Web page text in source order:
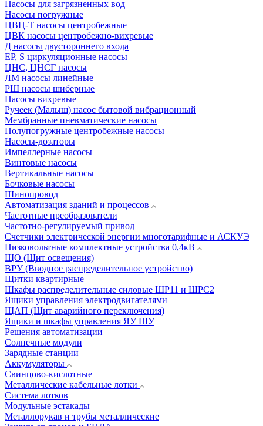
Насосы для загрязненных вод
Насосы погружные
ЦВЦ-Т насосы центробежные
ЦВК насосы центробежно-вихревые
Д насосы двустороннего входа
EP, S циркуляционные насосы
ЦНС, ЦНСГ насосы
ЛМ насосы линейные
РШ насосы шиберные
Насосы вихревые
Ручеек (Малыш) насос бытовой вибрационный
Мембранные пневматические насосы
Полупогружные центробежные насосы
Насосы-дозаторы
Импеллерные насосы
Винтовые насосы
Вертикальные насосы
Бочковые насосы
Шинопровод
Автоматизация зданий и процессов
Частотные преобразователи
Частотно-регулируемый привод
Счетчики электрической энергии многотарифные и АСКУЭ
Низковольтные комплектные устройства 0,4кВ
ЩО (Щит освещения)
ВРУ (Вводное распределительное устройство)
Щитки квартирные
Шкафы распределительные силовые ШР11 и ШРС2
Ящики управления электродвигателями
ЩАП (Щит аварийного переключения)
Ящики и шкафы управления ЯУ ШУ
Решения автоматизации
Солнечные модули
Зарядные станции
Аккумуляторы
Свинцово-кислотные
Металлические кабельные лотки
Система лотков
Модульные эстакады
Металлорукав и трубы металлические